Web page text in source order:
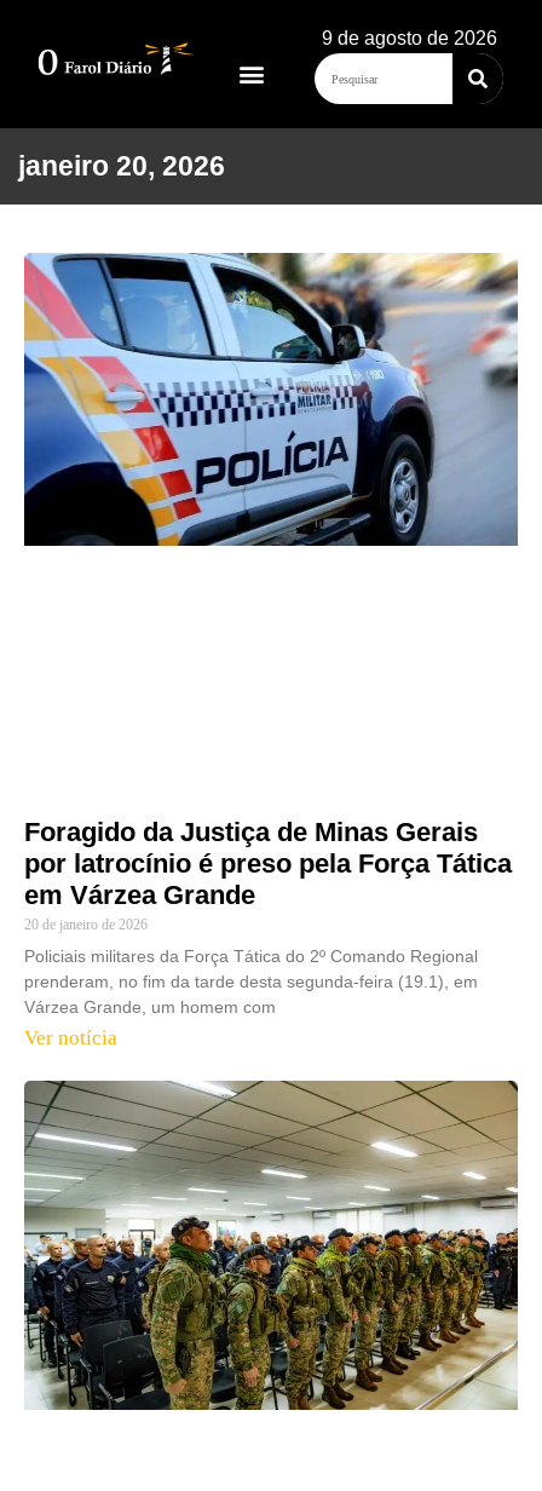
9 de agosto de 2026
janeiro 20, 2026
Foragido da Justiça de Minas Gerais
por latrocínio é preso pela Força Tática
em Várzea Grande
20 de janeiro de 2026
Policiais militares da Força Tática do 2º Comando Regional
prenderam, no fim da tarde desta segunda-feira (19.1), em
Várzea Grande, um homem com
Ver notícia